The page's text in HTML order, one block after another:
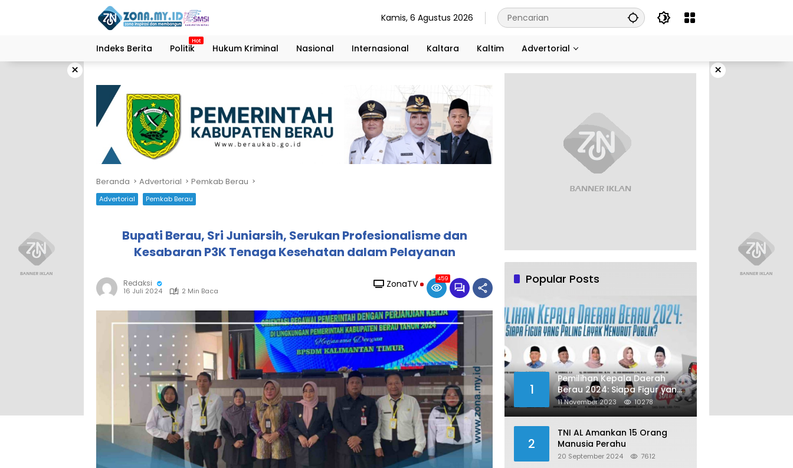
Kamis, 6 Agustus 2026
Indeks Berita Politik Hukum Kriminal Nasional Internasional Kaltara Kaltim Advertorial
× ×
Beranda Advertorial Pemkab Berau
Advertorial Pemkab Berau
Bupati Berau, Sri Juniarsih, Serukan Profesionalisme dan
Kesabaran P3K Tenaga Kesehatan dalam Pelayanan
Redaksi
16 Juli 2024 2 Min Baca
ZonaTV 459 Popular Posts
1
Pemilihan Kepala Daerah
Berau 2024: Siapa Figur yang
Paling Layak Menurut Publik?
11 November 2023 10278
2
TNI AL Amankan 15 Orang
Manusia Perahu
20 September 2024 7612